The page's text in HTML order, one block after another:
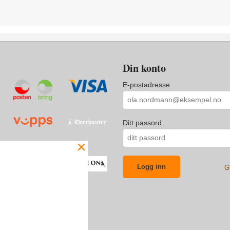
Din konto
E-postadresse
Ditt passord
×